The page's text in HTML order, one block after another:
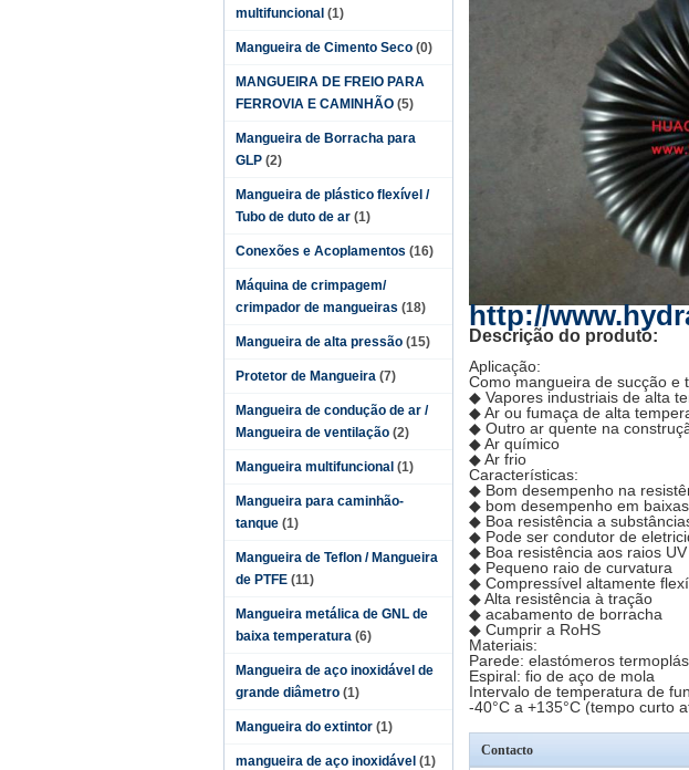
multifuncional (1)
Mangueira de Cimento Seco (0)
MANGUEIRA DE FREIO PARA
FERROVIA E CAMINHÃO (5)
Mangueira de Borracha para
GLP (2)
Mangueira de plástico flexível /
Tubo de duto de ar (1)
Conexões e Acoplamentos (16)
Máquina de crimpagem/
crimpador de mangueiras (18)
Mangueira de alta pressão (15)
Protetor de Mangueira (7)
Mangueira de condução de ar /
Mangueira de ventilação (2)
Mangueira multifuncional (1)
Mangueira para caminhão-
tanque (1)
Mangueira de Teflon / Mangueira
de PTFE (11)
Mangueira metálica de GNL de
baixa temperatura (6)
Mangueira de aço inoxidável de
grande diâmetro (1)
Mangueira do extintor (1)
mangueira de aço inoxidável (1)
http://
Descrição do produto:
Aplicação:
Como mangueira de sucção e
◆ Vapores industriais de alta
◆ Ar ou fumaça de alta
◆ Outro ar quente na
◆ Ar químico
◆ Ar frio
Características:
◆ Bom desempenho na
◆ bom desempenho em
◆ Boa resistência a
◆ Pode ser condutor de
◆ Boa resistência aos raios UV
◆ Pequeno raio de curvatura
◆ Compressível altamente
◆ Alta resistência à tração
◆ acabamento de borracha
◆ Cumprir a RoHS
Materiais:
Parede: elastómeros
Espiral: fio de aço de mola
Intervalo de temperatura de
-40°C a +135°C (tempo curto
Contacto